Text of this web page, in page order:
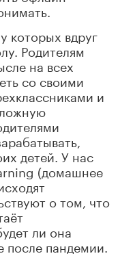
которых вдруг
Родителям
на всех
со своими
и
детей. У нас
(домашнее
о том, что
ли она
после пандемии.